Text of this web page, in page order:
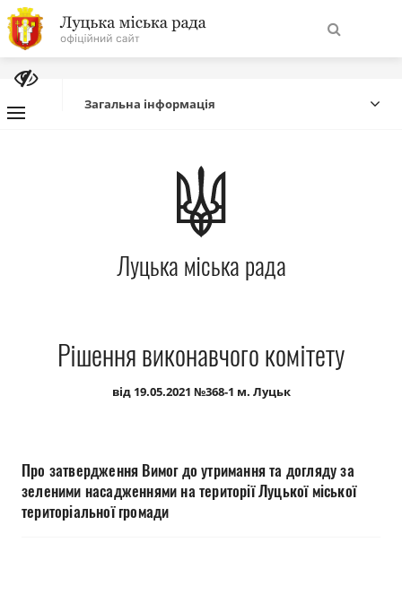
На
головну
Про місто
Міська влада
Міська рада
Публічна інформація
Документи
Загальна інформація
Луцька міська рада
Рішення виконавчого комітету
від 19.05.2021 №368-1 м. Луцьк
Про затвердження Вимог до утримання та догляду за
зеленими насадженнями на території Луцької міської
територіальної громади